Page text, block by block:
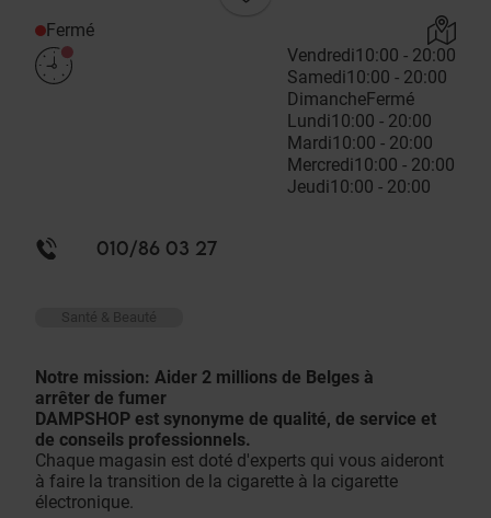
Fermé
Vendredi10:00 - 20:00
Samedi10:00 - 20:00
DimancheFermé
Lundi10:00 - 20:00
Mardi10:00 - 20:00
Mercredi10:00 - 20:00
Jeudi10:00 - 20:00
010/86 03 27
Santé & Beauté
Notre mission: Aider 2 millions de Belges à
arrêter de fumer
DAMPSHOP est synonyme de qualité, de service et
de conseils professionnels.
Chaque magasin est doté d'experts qui vous aideront
à faire la transition de la cigarette à la cigarette
électronique.